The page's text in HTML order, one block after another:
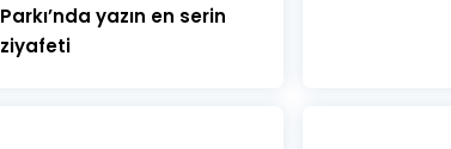
Parkı’nda yazın en serin
ziyafeti